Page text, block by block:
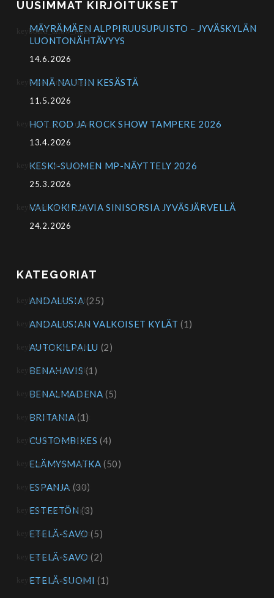
UUSIMMAT KIRJOITUKSET
MÄYRÄMÄEN ALPPIRUUSUPUISTO – JYVÄSKYLÄN
LUONTONÄHTÄVYYS
14.6.2026
MINÄ NAUTIN KESÄSTÄ
11.5.2026
HOT ROD JA ROCK SHOW TAMPERE 2026
13.4.2026
KESKI-SUOMEN MP-NÄYTTELY 2026
25.3.2026
VALKOKIRJAVIA SINISORSIA JYVÄSJÄRVELLÄ
24.2.2026
KATEGORIAT
ANDALUSIA (25)
ANDALUSIAN VALKOISET KYLÄT (1)
AUTOKILPAILU (2)
BENAHAVIS (1)
BENALMADENA (5)
BRITANIA (1)
CUSTOMBIKES (4)
ELÄMYSMATKA (50)
ESPANJA (30)
ESTEETÖN (3)
ETELÄ-SAVO (5)
ETELÄ-SAVO (2)
ETELÄ-SUOMI (1)